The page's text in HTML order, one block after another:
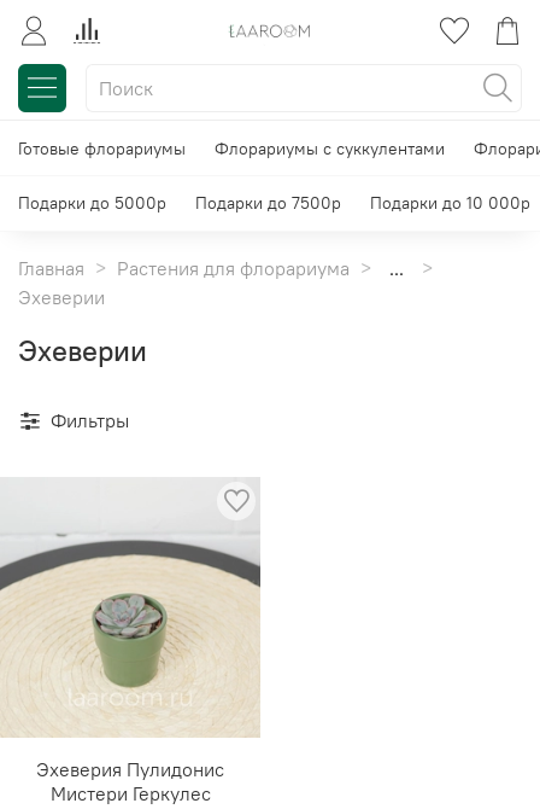
Готовые флорариумы Флорариумы с суккулентами
Подарки до 5000р Подарки до 7500р Подарки до 10 000р
Главная Растения для флорариума
...
Эхеверии
Эхеверии
Фильтры
Эхеверия Пулидонис
Мистери Геркулес